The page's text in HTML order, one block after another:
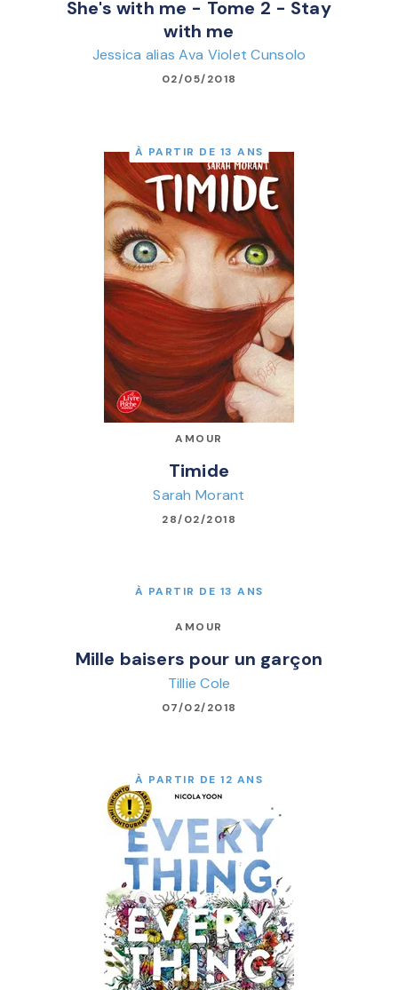
She's with me - Tome 2 - Stay
with me
Jessica alias Ava Violet Cunsolo
02/05/2018
À PARTIR DE 13 ANS
AMOUR
Timide
Sarah Morant
28/02/2018
À PARTIR DE 13 ANS
AMOUR
Mille baisers pour un garçon
Tillie Cole
07/02/2018
À PARTIR DE 12 ANS